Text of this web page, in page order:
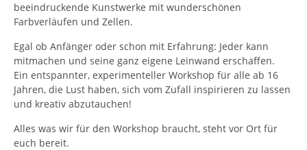
beeindruckende Kunstwerke mit wunderschönen
Farbverläufen und Zellen.
Egal ob Anfänger oder schon mit Erfahrung: Jeder kann
mitmachen und seine ganz eigene Leinwand erschaffen.
Ein entspannter, experimenteller Workshop für alle ab 16
Jahren, die Lust haben, sich vom Zufall inspirieren zu lassen
und kreativ abzutauchen!
Alles was wir für den Workshop braucht, steht vor Ort für
euch bereit.